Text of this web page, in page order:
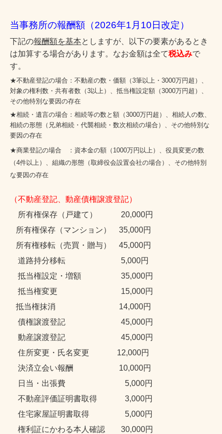
当事務所の報酬額（2026年1 月10日改定）
下記の報酬額を基本としますが、以下の要素があるとき
は加算する場合があります。なお金額は全て税込みで
す。
★不動産登記の場合：不動産の数・価額（3筆以上・3000万円超）、
対象の権利数・共有者数（3以上）、抵当権設定額（3000万円超）、
その他特別な要因の存在
★相続・遺言の場合：相続等の数と額（3000万円超）、相続人の数、
相続の形態（兄弟相続・代襲相続・数次相続の場合）、その他特別な
要因の存在
★商業登記の場合 ：資本金の額（1000万円以上）、役員変更の数
（4件以上）、組織の形態（取締役会設置会社の場合）、その他特別
な要因の存在
（不動産登記、動産債権譲渡登記）
所有権保存（戸建て） 20,000円
所有権保存（マンション） 35,000円
所有権移転（売買・贈与） 45,000円
道路持分移転 5,000円
抵当権設定・増額 35,000円
抵当権変更 15,000円
抵当権抹消 14,000円
債権譲渡登記 45,000円
動産譲渡登記 45,000円
住所変更・氏名変更
12,000円
決済立会い報酬 10,000円
日当・出張費 5,000円
不動産評価証明書取得 3,000円
住宅家屋証明書取得 5,000円
権利証にかわる本人確認 30,000円